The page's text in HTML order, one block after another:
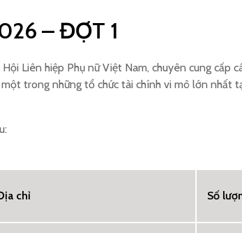
– ĐỢT 1
Liên hiệp Phụ nữ Việt Nam, chuyên cung cấp
trong những tổ chức tài chính vi mô lớn
chỉ Số